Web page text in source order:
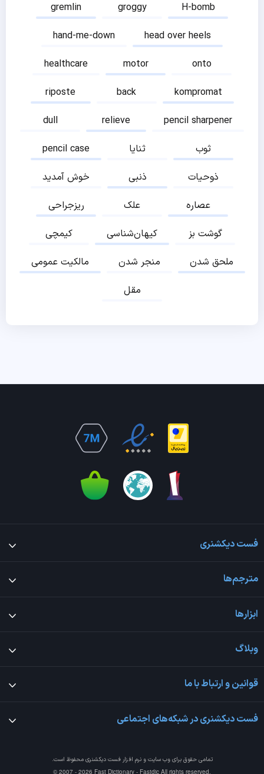
gremlin groggy
H-bomb
hand-me-down
head over heels
healthcare
motor
onto
riposte
back
kompromat
dull
relieve
pencil sharpener
pencil case
ثنایا
ثوب
خوش آمدید
ذنبی
ذوحیات
ریزجراحی
علک
عصاره
کیمچی
کیهان‌شناسی
گوشت بز
مالکیت عمومی
منجر شدن
ملحق شدن
مقل
فست دیکشنری
مترجم‌ها
ابزارها
وبلاگ
قوانین و ارتباط با ما
فست دیکشنری در شبکه‌های اجتماعی
تمامی حقوق برای وب سایت و نرم افزارفست دیکشنری محفوظ است.
© 2007 - 2026 Fast Dictionary - Fastdic All rights reserved.